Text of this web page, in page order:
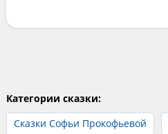
Категории сказки:
Сказки Софьи Прокофьевой